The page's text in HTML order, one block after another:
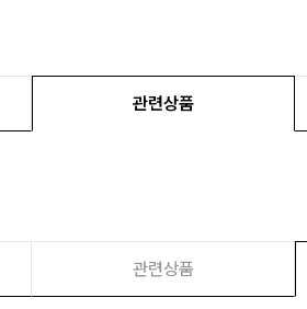
관련상품
관련상품